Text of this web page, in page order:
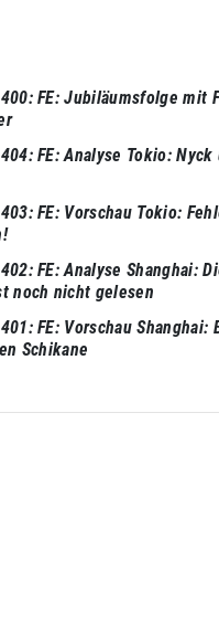
FE: Jubiläumsfolge mit
FE: Analyse Tokio: Nyck
FE: Vorschau Tokio:
FE: Analyse Shanghai:
noch nicht gelesen
FE: Vorschau Shanghai:
Schikane